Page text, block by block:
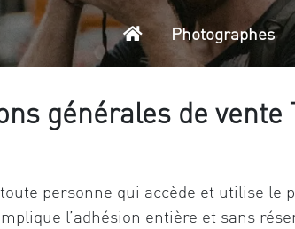
AccueilPhotographes
générales de vente
personne qui accède et utilise le
l’adhésion entière et sans